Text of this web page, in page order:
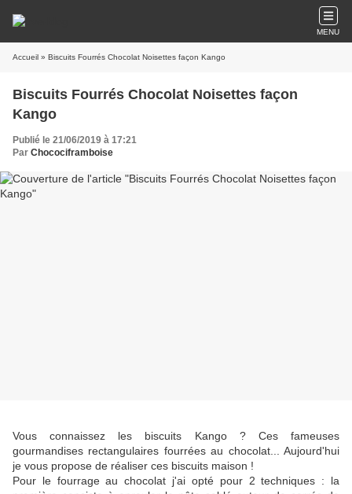
MENU
Accueil » Biscuits Fourrés Chocolat Noisettes façon Kango
Biscuits Fourrés Chocolat Noisettes façon
Kango
Publié le 21/06/2019 à 17:21
Par Chocociframboise
Vous connaissez les biscuits Kango ? Ces fameuses
gourmandises rectangulaires fourrées au chocolat... Aujourd'hui
je vous propose de réaliser ces biscuits maison !
Pour le fourrage au chocolat j'ai opté pour 2 techniques : la